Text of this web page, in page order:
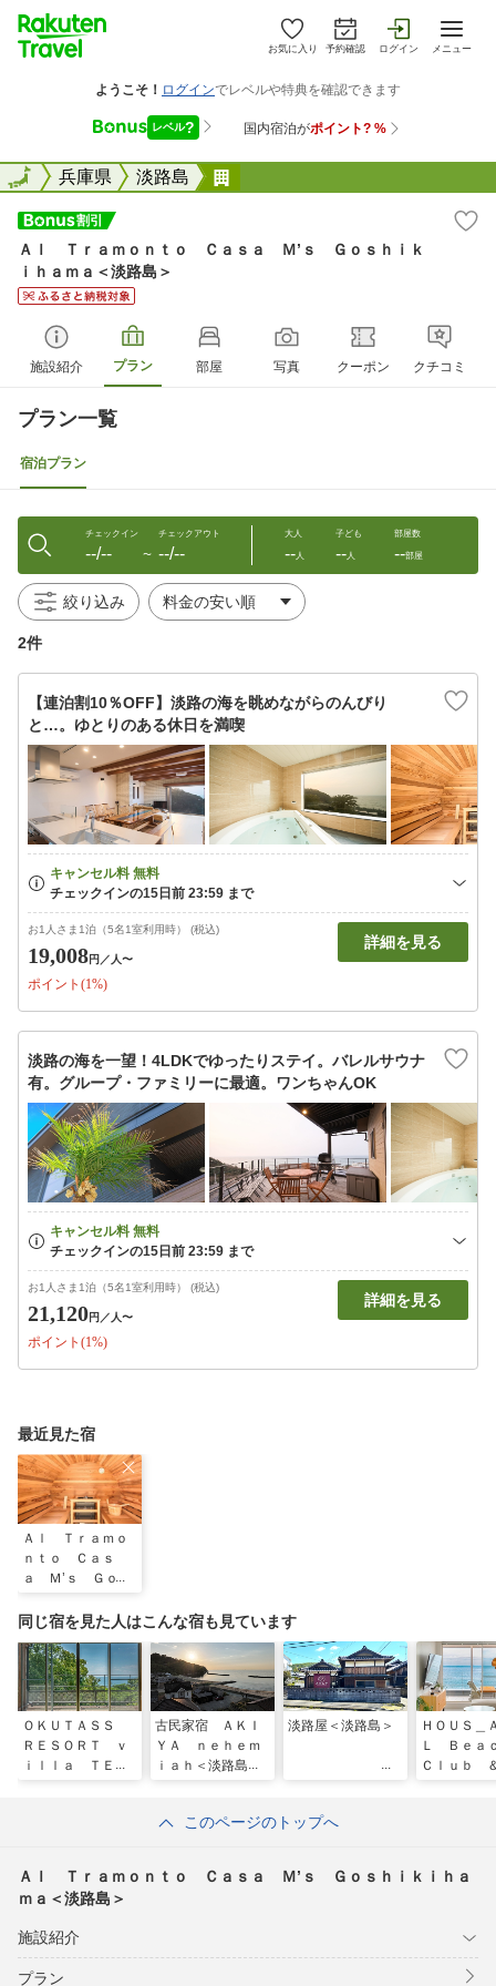
お気に入り 予約確認 ログイン メニュー
全国兵庫県 淡路島
全国
Ａｌ Ｔｒａｍｏｎｔｏ Ｃａｓａ Ｍ’ｓ Ｇｏｓｈｉｋ
ｉｈａｍａ＜淡路島＞
施設紹介 プラン 部屋 写真 クーポン クチコミ
プラン一覧
宿泊プラン
チェックイン
--/-- 〜
チェックアウト
--/--
大人
--人
子ども
--人
部屋数
--部屋
絞り込み
2件
【連泊割10％OFF】淡路の海を眺めながらのんびり
と…。ゆとりのある休日を満喫
お1人さま1泊（5名1室利用時） (税込)
19,008円 ／人〜
ポイント(1%)
詳細を見る
淡路の海を一望！4LDKでゆったりステイ。バレルサウナ
有。グループ・ファミリーに最適。ワンちゃんOK
お1人さま1泊（5名1室利用時） (税込)
21,120円 ／人〜
ポイント(1%)
詳細を見る
最近見た宿
Ａｌ Ｔｒａｍｏ
ｎｔｏ Ｃａｓ
ａ Ｍ’ｓ Ｇｏｓ
＜淡路島＞
同じ宿を見た人はこんな宿も見ています
ＯＫＵＴＡＳＳ
ＲＥＳＯＲＴ ｖ
ｉｌｌａ ＴＥＲ
古民家宿 ＡＫＩ
ＹＡ ｎｅｈｅｍ
ｉａｈ＜淡路島＞
淡路屋＜淡路島＞
ＨＯＵＳ＿
Ｌ Ｂｅ
Ｃｌｕｂ
このページのトップへ
Ａｌ Ｔｒａｍｏｎｔｏ Ｃａｓａ Ｍ’ｓ Ｇｏｓｈｉｋｉｈａ
ｍａ＜淡路島＞
施設紹介
プラン